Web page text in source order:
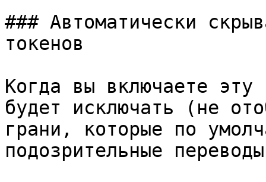
### Автоматически
токенов
Когда вы включаете эту
будет исключать (не
грани, которые по
подозрительные